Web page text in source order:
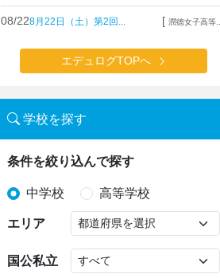
08/228月22日（土）第2回... [ 潤徳女子高等...
エデュログTOPへ
学校を探す
条件を絞り込んで探す
中学校 高等学校
エリア
国公私立